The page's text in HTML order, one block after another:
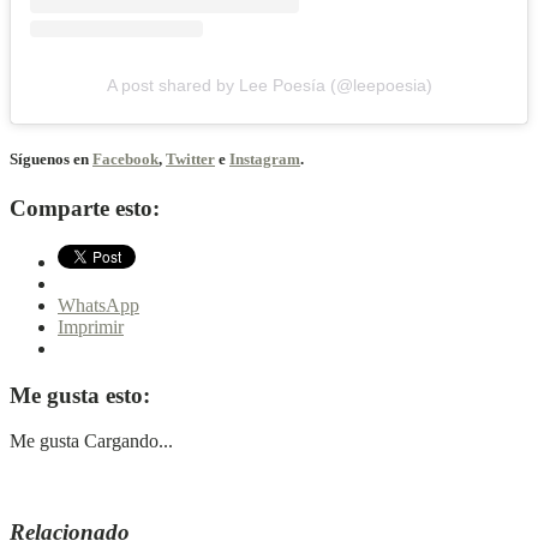
A post shared by Lee Poesía (@leepoesia)
Síguenos en Facebook, Twitter e Instagram.
Comparte esto:
WhatsApp
Imprimir
Me gusta esto:
Me gusta Cargando...
Relacionado